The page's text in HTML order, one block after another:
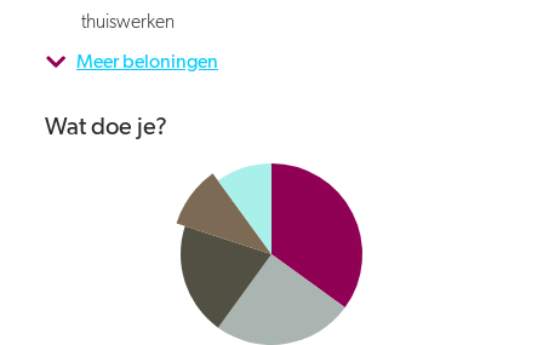
thuiswerken
Meer beloningen
Wat doe je?